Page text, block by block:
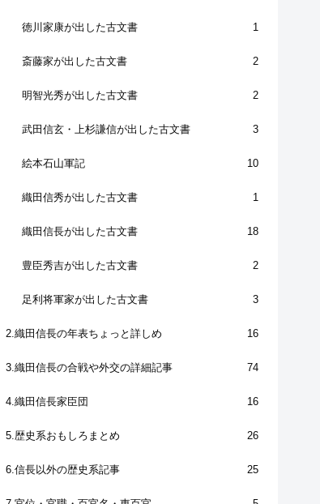
徳川家康が出した古文書 1
斎藤家が出した古文書 2
明智光秀が出した古文書 2
武田信玄・上杉謙信が出した古文書 3
絵本石山軍記 10
織田信秀が出した古文書 1
織田信長が出した古文書 18
豊臣秀吉が出した古文書 2
足利将軍家が出した古文書 3
2.織田信長の年表ちょっと詳しめ 16
3.織田信長の合戦や外交の詳細記事 74
4.織田信長家臣団 16
5.歴史系おもしろまとめ 26
6.信長以外の歴史系記事 25